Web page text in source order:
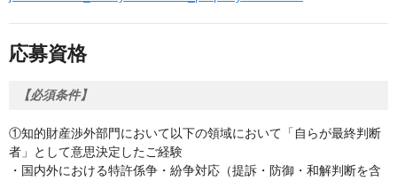
応募資格
【必須条件】
①知的財産渉外部門において以下の領域において「自らが最終判断
者」として意思決定したご経験
・国内外における特許係争・紛争対応（提訴・防御・和解判断を含